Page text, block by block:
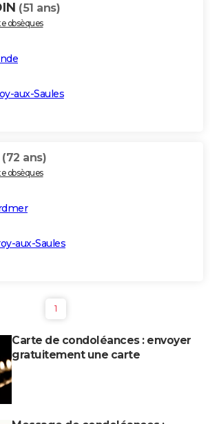
(51 ans)
obsèques
aux-Saules
(72 ans)
obsèques
aux-Saules
1
Carte de condoléances : envoyer
gratuitement une carte